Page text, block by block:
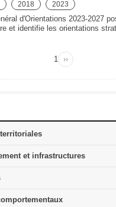
2018 2023
d'Orientations 2023-2027
et identifie les orientations
Pagination
Page
1
Page
››
et infrastructures